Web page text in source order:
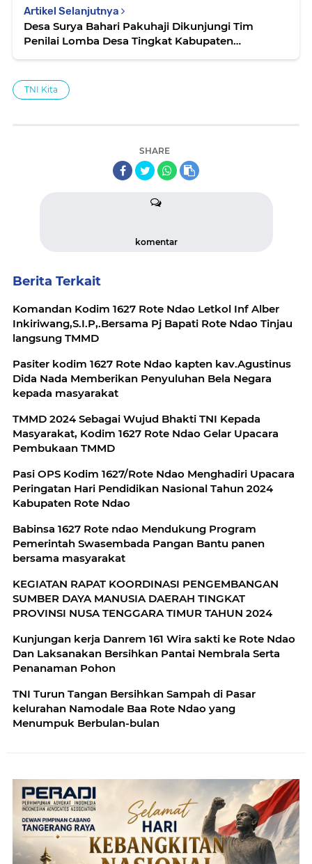
Artikel Selanjutnya
Desa Surya Bahari Pakuhaji Dikunjungi Tim
Penilai Lomba Desa Tingkat Kabupaten
TNI Kita
SHARE
komentar
Berita Terkait
Komandan Kodim 1627 Rote Ndao Letkol Inf Alber
Inkiriwang,S.I.P,.Bersama Pj Bapati Rote Ndao Tinjau
langsung TMMD
Pasiter kodim 1627 Rote Ndao kapten kav.Agustinus
Dida Nada Memberikan Penyuluhan Bela Negara
kepada masyarakat
TMMD 2024 Sebagai Wujud Bhakti TNI Kepada
Masyarakat, Kodim 1627 Rote Ndao Gelar Upacara
Pembukaan TMMD
Pasi OPS Kodim 1627/Rote Ndao Menghadiri Upacara
Peringatan Hari Pendidikan Nasional Tahun 2024
Kabupaten Rote Ndao
Babinsa 1627 Rote ndao Mendukung Program
Pemerintah Swasembada Pangan Bantu panen
bersama masyarakat
KEGIATAN RAPAT KOORDINASI PENGEMBANGAN
SUMBER DAYA MANUSIA DAERAH TINGKAT
PROVINSI NUSA TENGGARA TIMUR TAHUN 2024
Kunjungan kerja Danrem 161 Wira sakti ke Rote Ndao
Dan Laksanakan Bersihkan Pantai Nembrala Serta
Penanaman Pohon
TNI Turun Tangan Bersihkan Sampah di Pasar
kelurahan Namodale Baa Rote Ndao yang
Menumpuk Berbulan-bulan